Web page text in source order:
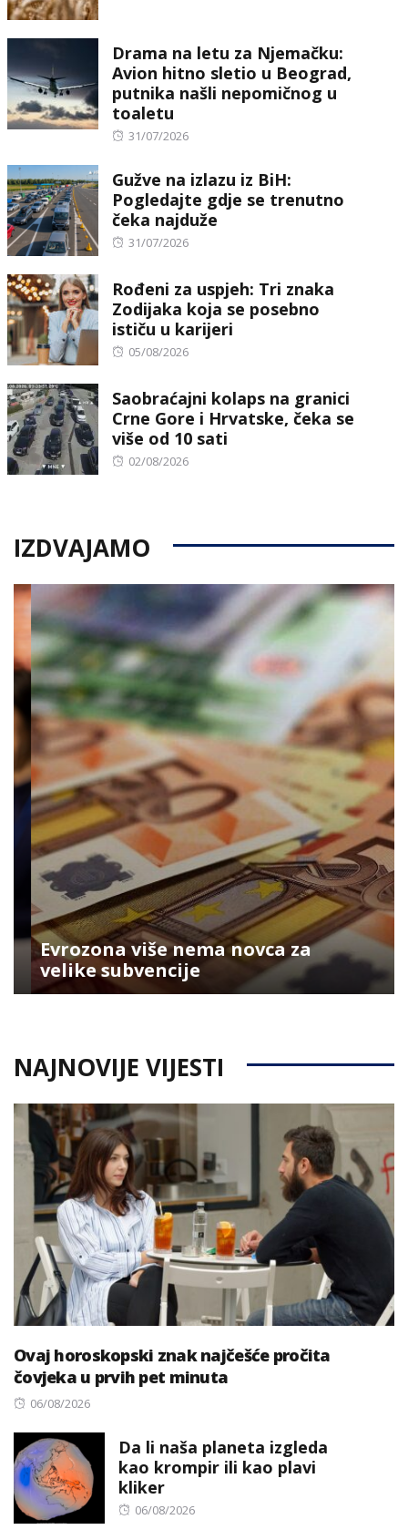
Drama na letu za Njemačku:
Avion hitno sletio u Beograd,
putnika našli nepomičnog u
toaletu
Posted
31/07/2026
Gužve na izlazu iz BiH:
Pogledajte gdje se trenutno
čeka najduže
Posted
31/07/2026
Rođeni za uspjeh: Tri znaka
Zodijaka koja se posebno
ističu u karijeri
Posted
05/08/2026
Saobraćajni kolaps na granici
Crne Gore i Hrvatske, čeka se
više od 10 sati
Posted
02/08/2026
IZDVAJAMO
Evrozona više nema novca za
velike subvencije
NAJNOVIJE VIJESTI
Ovaj horoskopski znak najčešće pročita
čovjeka u prvih pet minuta
Posted
06/08/2026
Da li naša planeta izgleda
kao krompir ili kao plavi
kliker
Posted
06/08/2026